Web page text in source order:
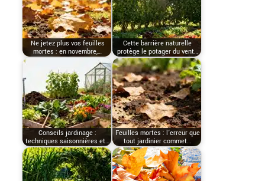
Ne jetez plus vos feuilles
mortes : en novembre,…
Cette barrière naturelle
protège le potager du vent…
Conseils jardinage :
techniques saisonnières et…
Feuilles mortes : l’erreur que
tout jardinier commet…